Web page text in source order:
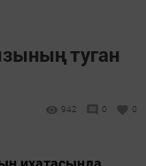
туган
942 0 0